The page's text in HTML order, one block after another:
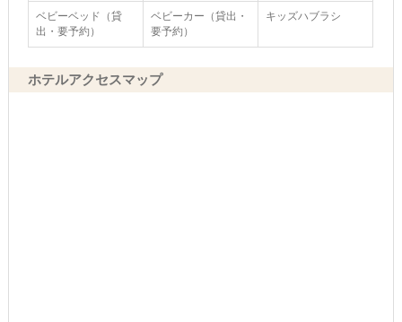
ベビーベッド（貸
出・要予約）
ベビーカー（貸出・
要予約）
キッズハブラシ
ホテルアクセスマップ